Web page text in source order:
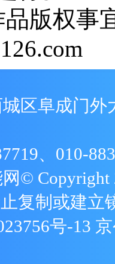
版权事
区阜成门外
、010-
© Copyright
复制或建立
号-13